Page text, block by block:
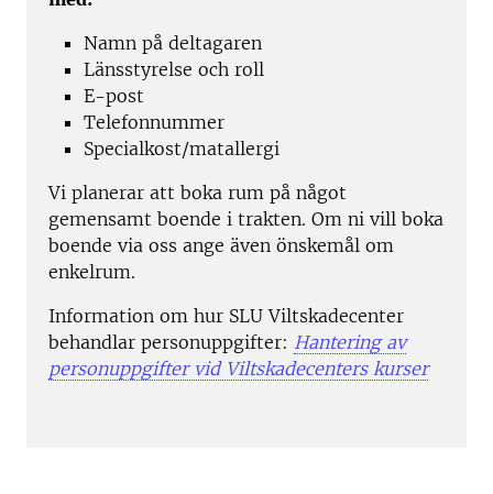
Namn på deltagaren
Länsstyrelse och roll
E-post
Telefonnummer
Specialkost/matallergi
Vi planerar att boka rum på något
gemensamt boende i trakten. Om ni vill boka
boende via oss ange även önskemål om
enkelrum.
Information om hur SLU Viltskadecenter
behandlar personuppgifter: Hantering av
personuppgifter vid Viltskadecenters kurser